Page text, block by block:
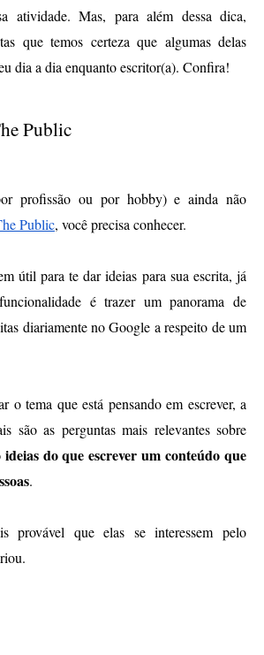
atividade. Mas, para além dessa dica,
que temos certeza que algumas delas
dia a dia enquanto escritor(a). Confira!
Public
profissão ou por hobby) e ainda não
Public, você precisa conhecer.
útil para te dar ideias para sua escrita, já
é trazer um panorama de
diariamente no Google a respeito de um
o tema que está pensando em escrever, a
são as perguntas mais relevantes sobre
do que escrever um conteúdo que
.
provável que elas se interessem pelo